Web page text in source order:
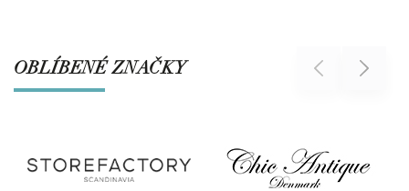
OBLÍBENÉ ZNAČKY Previous Next